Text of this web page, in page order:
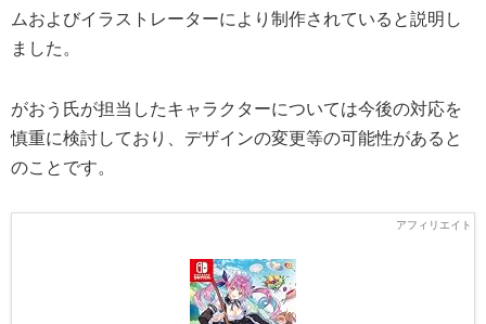
ムおよびイラストレーターにより制作されていると説明し
ました。
がおう氏が担当したキャラクターについては今後の対応を
慎重に検討しており、デザインの変更等の可能性があると
のことです。